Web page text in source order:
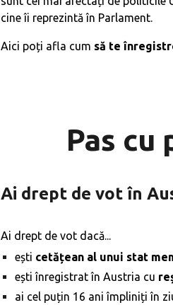
cine îi reprezintă în Parlament.
Aici poți afla cum să te
Pas
Ai drept de vot în
Ai drept de vot dacă...
ești cetățean al unui stat
ești înregistrat în Austria cu
ai cel puțin 16 ani împliniți în